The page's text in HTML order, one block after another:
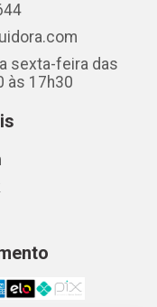
sexta-feira das
às 17h30